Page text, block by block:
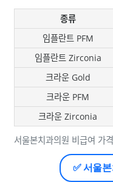
서울본치과의원 비급여 가
종류
임플란트 PFM
임플란트 Zirconia
크라운 Gold
크라운 PFM
크라운 Zirconia
✅ 서울